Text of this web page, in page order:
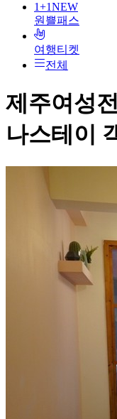
1+1NEW
원쁠패스
여행티켓
전체
제주여성
나스테이